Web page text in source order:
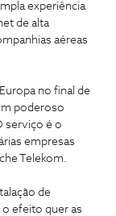
experiência
de alta
aéreas
no final de
poderoso
serviço é o
empresas
Telekom.
de
efeito quer as